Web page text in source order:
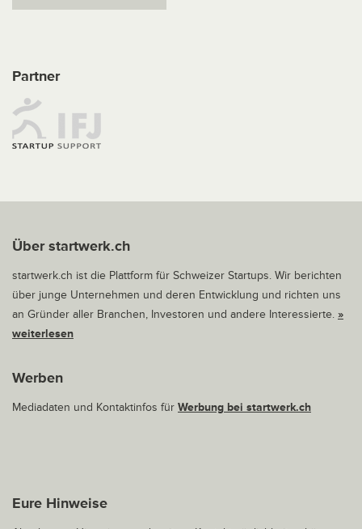
Partner
Über startwerk.ch
startwerk.ch ist die Plattform für Schweizer Startups. Wir berichten
über junge Unternehmen und deren Entwicklung und richten uns
an Gründer aller Branchen, Investoren und andere Interessierte. »
weiterlesen
Werben
Mediadaten und Kontaktinfos für Werbung bei startwerk.ch
Eure Hinweise